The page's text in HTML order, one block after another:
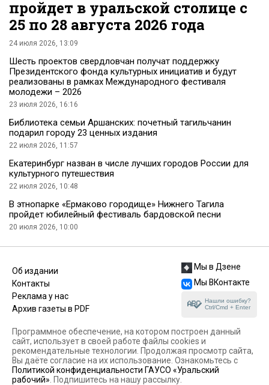
пройдет в уральской столице с
25 по 28 августа 2026 года
24 июля 2026, 13:09
Шесть проектов свердловчан получат поддержку
Президентского фонда культурных инициатив и будут
реализованы в рамках Международного фестиваля
молодежи – 2026
23 июля 2026, 16:16
Библиотека семьи Аршанских: почетный тагильчанин
подарил городу 23 ценных издания
22 июля 2026, 11:57
Екатеринбург назван в числе лучших городов России для
культурного путешествия
22 июля 2026, 10:48
В этнопарке «Ермаково городище» Нижнего Тагила
пройдет юбилейный фестиваль бардовской песни
20 июля 2026, 10:00
Об издании
Контакты
Реклама у нас
Архив газеты в PDF
Мы в Дзене
Мы ВКонтакте
Нашли ошибку?
Ctrl/Cmd + Enter
Программное обеспечение, на котором построен данный
сайт, использует в своей работе файлы cookies и
рекомендательные технологии. Продолжая просмотр сайта,
Вы даёте согласие на их использование. Ознакомьтесь с
Политикой конфиденциальности ГАУСО «Уральский
рабочий» . Подпишитесь на нашу рассылку.